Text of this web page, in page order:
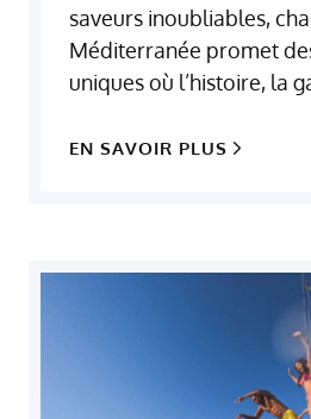
saveurs inoubliables,
Méditerranée promet
uniques où l’histoire, la
EN SAVOIR PLUS